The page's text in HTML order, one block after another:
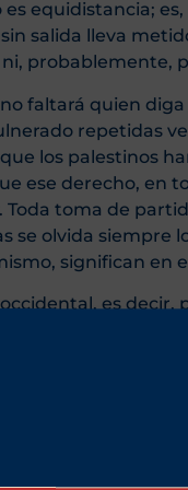
es equidistancia;
salida lleva
probablemente,
faltará quien
repetidas
los palestinos
ese derecho, en
Toda toma de
se olvida siempre
significan en
es decir,
el muro que
razón, desde